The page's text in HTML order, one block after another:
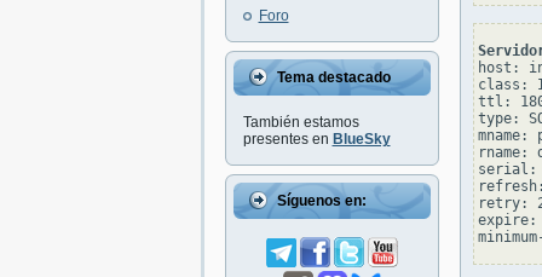
Foro
Tema destacado
También estamos
presentes en BlueSky
Síguenos en:
host:
class:
ttl:
type:
rname:
serial:
retry:
expire: